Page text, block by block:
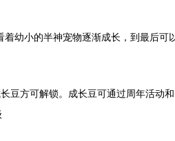
幼小的半神宠物逐渐成长，到最后
豆方可解锁。成长豆可通过周年活动和